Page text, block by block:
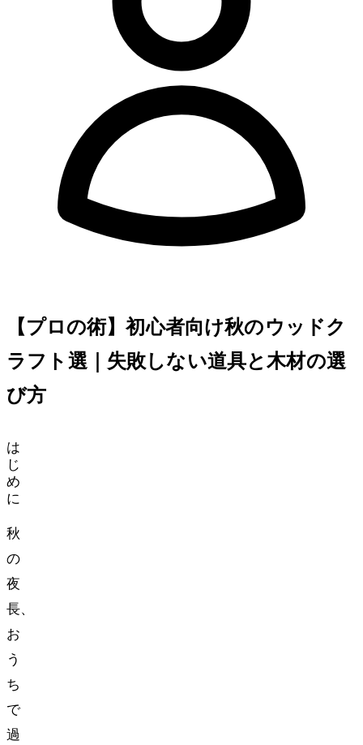
【プロのDIY術】初心者向け秋のウッドク
ラフト3選｜失敗しない道具と木材の選
び方
は
じ
め
に
秋
の
夜
長、
お
う
ち
で
過